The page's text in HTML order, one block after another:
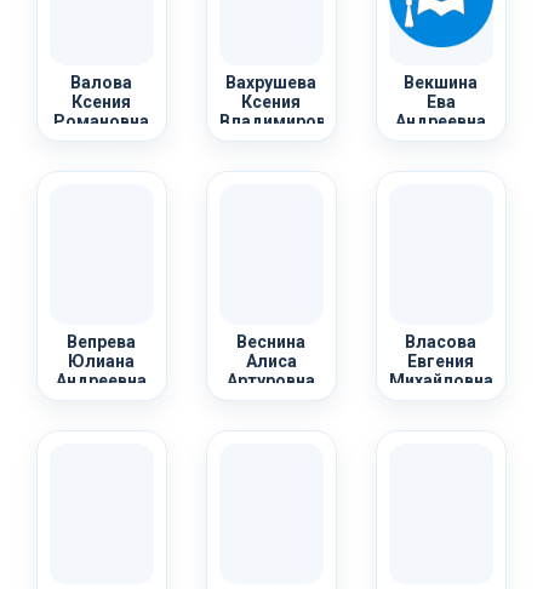
Валова
Ксения
Романовна
Вахрушева
Ксения
Владимировна
Векшина
Ева
Андреевна
Вепрева
Юлиана
Андреевна
Веснина
Алиса
Артуровна
Власова
Евгения
Михайловна